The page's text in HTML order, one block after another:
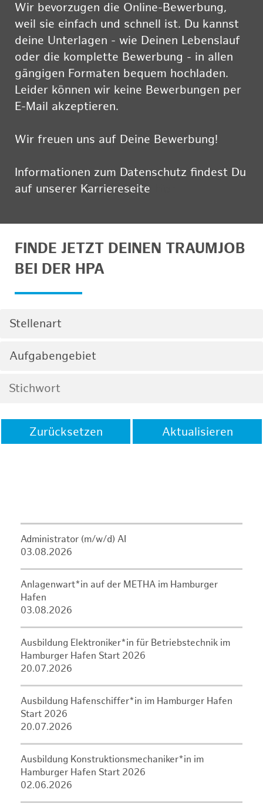
Wir bevorzugen die Online-Bewerbung,
weil sie einfach und schnell ist. Du kannst
deine Unterlagen - wie Deinen Lebenslauf
oder die komplette Bewerbung - in allen
gängigen Formaten bequem hochladen.
Leider können wir keine Bewerbungen per
E-Mail akzeptieren.
Wir freuen uns auf Deine Bewerbung!
Informationen zum Datenschutz findest Du
auf unserer Karriereseite
FINDE JETZT DEINEN TRAUMJOB
BEI DER HPA
Stellenart
Aufgabengebiet
Zurücksetzen Aktualisieren
Administrator (m/w/d) AI
03.08.2026
Anlagenwart*in auf der METHA im Hamburger
Hafen
03.08.2026
Ausbildung Elektroniker*in für Betriebstechnik im
Hamburger Hafen Start 2026
20.07.2026
Ausbildung Hafenschiffer*in im Hamburger Hafen
Start 2026
20.07.2026
Ausbildung Konstruktionsmechaniker*in im
Hamburger Hafen Start 2026
02.06.2026